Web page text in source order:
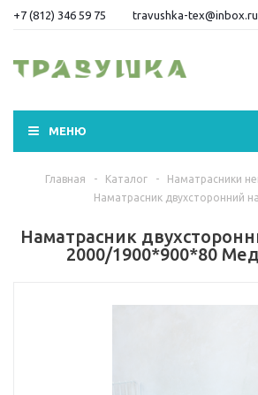
+7 (812) 346 59 75 travushka-tex@inbox.ru
МЕНЮ
Главная - Каталог - Наматрасники
Наматрасник двухсторонний
Наматрасник
2000/1900*900*80